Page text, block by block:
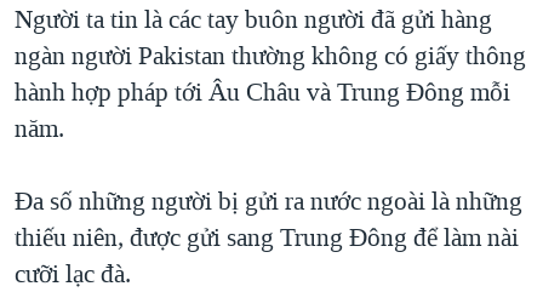
THƯỢNG ĐỈNH TRUMP-KIM TẠI VIỆT NAM
TRỊNH VĨNH BÌNH VS. CHÍNH PHỦ VIỆT NAM
NGƯ DÂN VIỆT VÀ LÀN SÓNG TRỘM HẢI SÂM
QUAN HỆ VIỆT MỸ
Người ta tin là các tay buôn người đã gửi hàng
ngàn người Pakistan thường không có giấy thông
hành hợp pháp tới Âu Châu và Trung Đông mỗi
năm.
Đa số những người bị gửi ra nước ngoài là những
thiếu niên, được gửi sang Trung Đông để làm nài
cưỡi lạc đà.